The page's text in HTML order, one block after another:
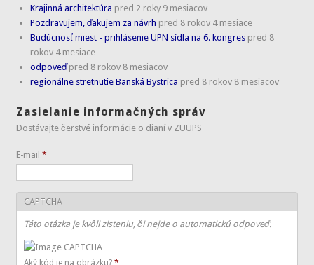
Krajinná architektúra pred 2 roky 9 mesiacov
Pozdravujem, ďakujem za návrh pred 8 rokov 4 mesiace
Budúcnosť miest - prihlásenie UPN sídla na 6. kongres pred 8
rokov 4 mesiace
odpoveď pred 8 rokov 8 mesiacov
regionálne stretnutie Banská Bystrica pred 8 rokov 8 mesiacov
Zasielanie informačných správ
Dostávajte čerstvé informácie o dianí v ZUUPS
E-mail*
CAPTCHA
Táto otázka je kvôli zisteniu, či nejde o automatickú odpoveď.
Aký kód je na obrázku?*